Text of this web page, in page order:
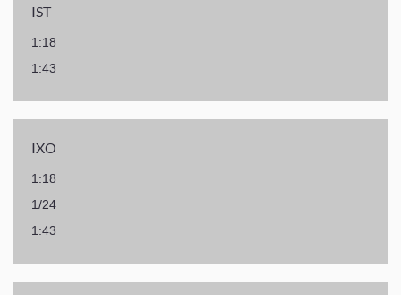
IST
1:18
1:43
IXO
1:18
1/24
1:43